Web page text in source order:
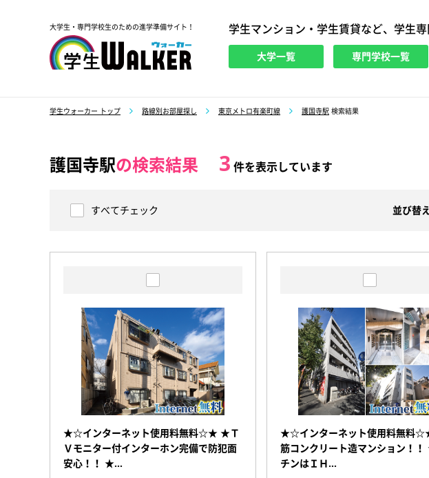
大学生・専門学校生のための進学準備サイト！ 学生マンション・学生賃貸など、学生
大学一覧 専門学校一覧
学生ウォーカー トップ 路線別お部屋探し 東京メトロ有楽町線 護国寺駅 検索結果
護国寺駅の検索結果 3 件を表示しています
すべてチェック 並び替
★☆インターネット使用料無料☆★ ★Ｔ
Ｖモニター付インターホン完備で防犯面
安心！！ ★…
★☆インターネット使用料無料
筋コンクリート造マンション！
チンはＩＨ…